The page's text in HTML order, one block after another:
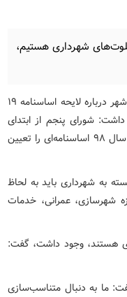
شهرداری هستیم،
سیدحسن رسولی عضو شورای شهر تهران در طرح امروز شورای شهر درباره لایحه اساسنامه 19
شورای پنجم از ابتدای
تشکیل به دنبال ساماندهی وضعیت سازمان‌های وابسته به شهرداری بوده است و آبان سال 98 اساسنامه‌ای را تعیین
به شهرداری باید به لحاظ
شهرسازی، عمرانی، خدمات
هستند، وجود داشت، گفت:
ما به دنبال متناسب‌سازی